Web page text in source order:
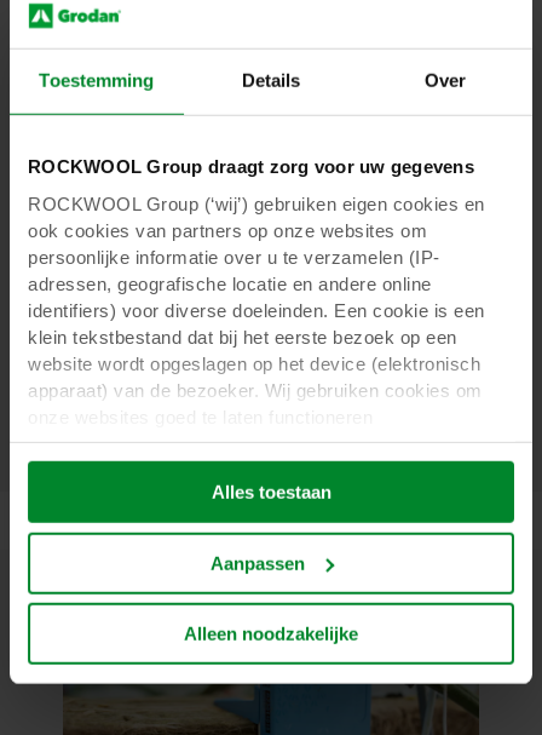
Toestemming Details Over
ROCKWOOL Group draagt zorg voor uw gegevens
ROCKWOOL Group (‘wij’) gebruiken eigen cookies en
ook cookies van partners op onze websites om
persoonlijke informatie over u te verzamelen (IP-
adressen, geografische locatie en andere online
identifiers) voor diverse doeleinden. Een cookie is een
klein tekstbestand dat bij het eerste bezoek op een
website wordt opgeslagen op het device (elektronisch
apparaat) van de bezoeker. Wij gebruiken cookies om
(‘Noodzakelijke’), om uw instellingen te onthouden en uw
gebruikerservaring te verbeteren (‘Functionele’), om uw
gedrag te analyseren en op basis daarvan de websites te
optimaliseren (‘Statistische’), en om onze content en
stemmen op uw gedrag op onze websites (‘Marketing’).
Functionele cookies plaatsen we altijd. Deze zijn namelijk
noodzakelijk om de website goed te laten werken en
verwerken geen persoonsgegevens anders dan voor het
doel waarvoor deze persoonsgegevens worden ingevuld.
Niet-functionele cookies verwerken persoonsgegevens
Alles toestaan
Aanpassen
Alleen noodzakelijke